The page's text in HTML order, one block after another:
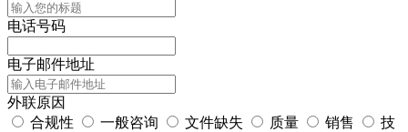
电话号码
电子邮件地址
外联原因
合规性
一般咨询 文件缺失 质量 销售
技